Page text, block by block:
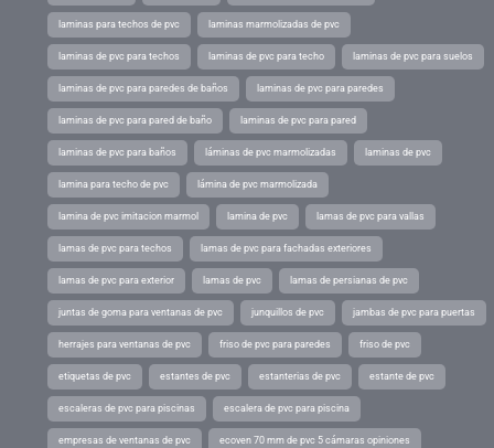
laminas para techos de pvc laminas marmolizadas de pvc
laminas de pvc para techos laminas de pvc para techo laminas de pvc para suelos
laminas de pvc para paredes de baños laminas de pvc para paredes
laminas de pvc para pared de baño laminas de pvc para pared
laminas de pvc para baños láminas de pvc marmolizadas laminas de pvc
lamina para techo de pvc lámina de pvc marmolizada
lamina de pvc imitacion marmol lamina de pvc lamas de pvc para vallas
lamas de pvc para techos lamas de pvc para fachadas exteriores
lamas de pvc para exterior lamas de pvc lamas de persianas de pvc
juntas de goma para ventanas de pvc junquillos de pvc jambas de pvc para puertas
herrajes para ventanas de pvc friso de pvc para paredes friso de pvc
etiquetas de pvc estantes de pvc estanterias de pvc estante de pvc
escaleras de pvc para piscinas escalera de pvc para piscina
empresas de ventanas de pvc ecoven 70 mm de pvc 5 cámaras opiniones